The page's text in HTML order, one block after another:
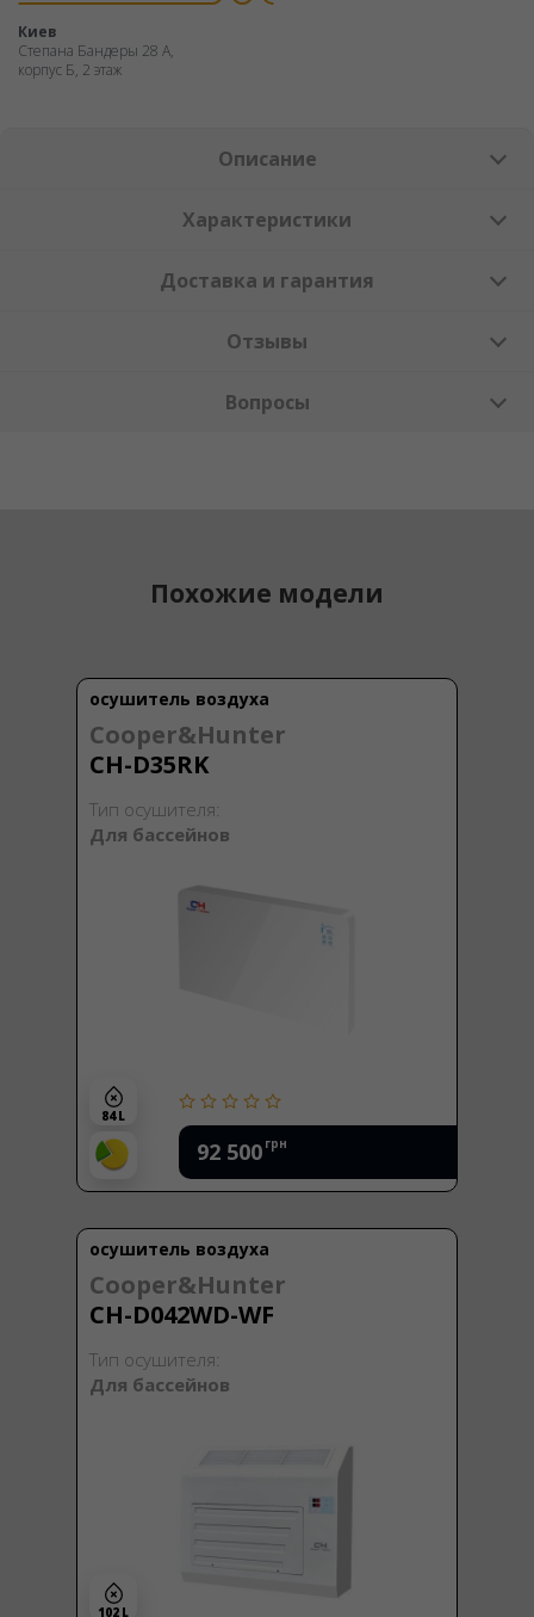
Киев
Степана Бандеры 28 А,
корпус Б, 2 этаж
Описание
Характеристики
Доставка и гарантия
Отзывы
Вопросы
Похожие модели
осушитель воздуха
Cooper&Hunter
CH-D35RK
Тип осушителя:
Для бассейнов
92 500 грн
84 L
осушитель воздуха
Cooper&Hunter
CH-D042WD-WF
Тип осушителя:
Для бассейнов
102 L